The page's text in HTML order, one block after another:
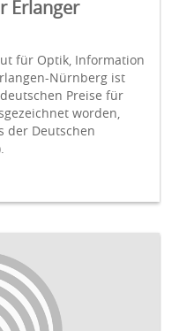
Erlanger
für Optik, Information
Nürnberg ist
Preise für
worden,
der Deutschen